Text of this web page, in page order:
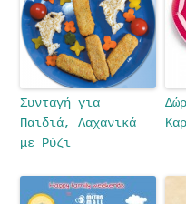
Συνταγή για
Παιδιά, Λαχανικά
με Ρύζι